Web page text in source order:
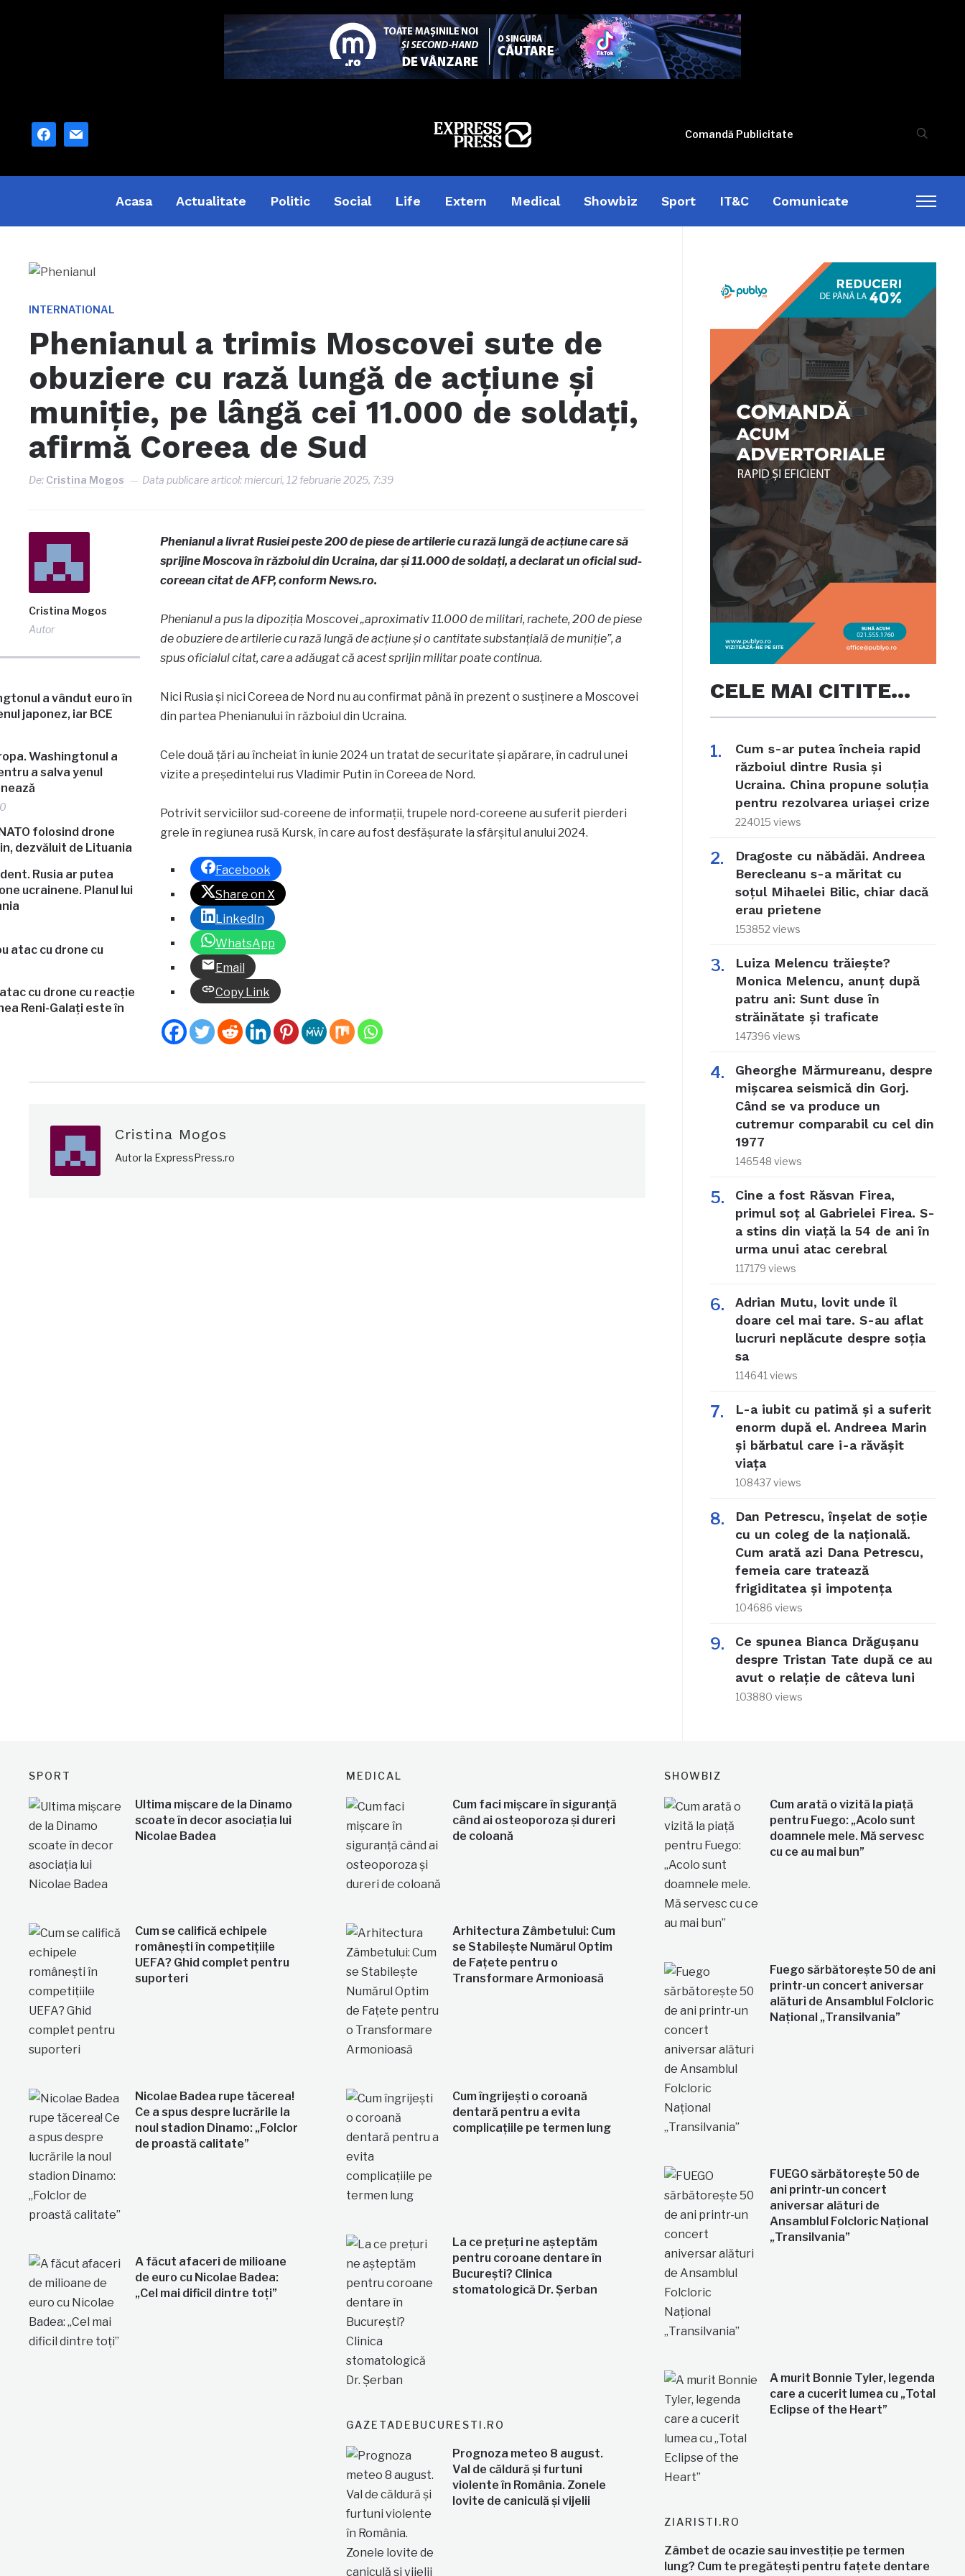
facebook
mail Comandă Publicitate
Acasa Actualitate Politic Social Life Extern Medical Showbiz Sport IT&C Comunicate
INTERNATIONAL
Phenianul a trimis Moscovei sute de
obuziere cu rază lungă de acțiune și
muniție, pe lângă cei 11.000 de soldați,
afirmă Coreea de Sud
De: Cristina Mogos Data publicare articol: miercuri, 12 februarie 2025, 7:39
Cristina Mogos
Autor
Washingtonul a
a salva yenul
Rusia ar putea
ucrainene. Planul lui
cu drone cu reacție
Reni-Galați este în
Phenianul a livrat Rusiei peste 200 de piese de artilerie cu rază lungă de acţiune care să
sprijine Moscova în războiul din Ucraina, dar și 11.000 de soldați, a declarat un oficial sud-
coreean citat de AFP, conform News.ro.
Phenianul a pus la dipoziţia Moscovei „aproximativ 11.000 de militari, rachete, 200 de piese
de obuziere de artilerie cu rază lungă de acţiune şi o cantitate substanţială de muniţie”, a
spus oficialul citat, care a adăugat că acest sprijin militar poate continua.
Nici Rusia şi nici Coreea de Nord nu au confirmat până în prezent o susţinere a Moscovei
din partea Phenianului în războiul din Ucraina.
Cele două ţări au încheiat în iunie 2024 un tratat de securitate şi apărare, în cadrul unei
vizite a preşedintelui rus Vladimir Putin în Coreea de Nord.
Potrivit serviciilor sud-coreene de informaţii, trupele nord-coreene au suferit pierderi
grele în regiunea rusă Kursk, în care au fost desfăşurate la sfârşitul anului 2024.
Facebook
Share on X
LinkedIn
WhatsApp
Email
Copy Link
Cristina Mogos
Autor la ExpressPress.ro
CELE MAI CITITE…
Cum s-ar putea încheia rapid
războiul dintre Rusia și
Ucraina. China propune soluția
pentru rezolvarea uriașei crize
224015 views
Dragoste cu năbădăi. Andreea
Berecleanu s-a măritat cu
soțul Mihaelei Bilic, chiar dacă
erau prietene
153852 views
Luiza Melencu trăiește?
Monica Melencu, anunț după
patru ani: Sunt duse în
străinătate și traficate
147396 views
Gheorghe Mărmureanu, despre
mișcarea seismică din Gorj.
Când se va produce un
cutremur comparabil cu cel din
1977
146548 views
Cine a fost Răsvan Firea,
primul soț al Gabrielei Firea. S-
a stins din viață la 54 de ani în
urma unui atac cerebral
117179 views
Adrian Mutu, lovit unde îl
doare cel mai tare. S-au aflat
lucruri neplăcute despre soția
sa
114641 views
L-a iubit cu patimă și a suferit
enorm după el. Andreea Marin
și bărbatul care i-a răvășit
viața
108437 views
Dan Petrescu, înșelat de soție
cu un coleg de la națională.
Cum arată azi Dana Petrescu,
femeia care tratează
frigiditatea și impotența
104686 views
Ce spunea Bianca Drăgușanu
despre Tristan Tate după ce au
avut o relație de câteva luni
103880 views
SPORT
Ultima mișcare de la Dinamo
scoate în decor asociația lui
Nicolae Badea
Cum se califică echipele
românești în competițiile
UEFA? Ghid complet pentru
suporteri
Nicolae Badea rupe tăcerea!
Ce a spus despre lucrările la
noul stadion Dinamo: „Folclor
de proastă calitate”
A făcut afaceri de milioane
de euro cu Nicolae Badea:
„Cel mai dificil dintre toți”
MEDICAL
Cum faci mișcare în siguranță
când ai osteoporoza și dureri
de coloană
Arhitectura Zâmbetului: Cum
se Stabilește Numărul Optim
de Fațete pentru o
Transformare Armonioasă
Cum îngrijești o coroană
dentară pentru a evita
complicațiile pe termen lung
La ce prețuri ne așteptăm
pentru coroane dentare în
București? Clinica
stomatologică Dr. Șerban
GAZETADEBUCURESTI.RO
Prognoza meteo 8 august.
Val de căldură și furtuni
violente în România. Zonele
lovite de caniculă și vijelii
SHOWBIZ
Cum arată o vizită la piață
pentru Fuego: „Acolo sunt
doamnele mele. Mă servesc
cu ce au mai bun”
Fuego sărbătorește 50 de ani
printr-un concert aniversar
alături de Ansamblul Folcloric
Național „Transilvania”
FUEGO sărbătorește 50 de
ani printr-un concert
aniversar alături de
Ansamblul Folcloric Național
„Transilvania”
A murit Bonnie Tyler, legenda
care a cucerit lumea cu „Total
Eclipse of the Heart”
ZIARISTI.RO
Zâmbet de ocazie sau investiție pe termen
lung? Cum te pregătești pentru fațete dentare